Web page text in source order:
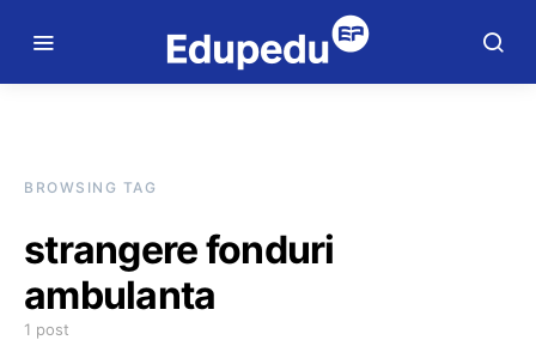
BROWSING TAG
strangere fonduri
ambulanta
1 post